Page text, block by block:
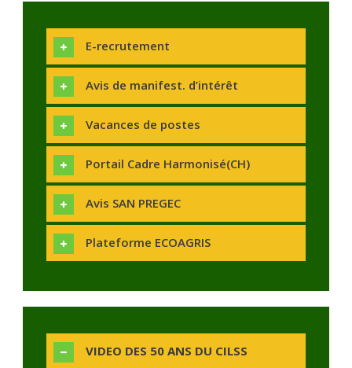
E-recrutement
Avis de manifest. d’intérêt
Vacances de postes
Portail Cadre Harmonisé(CH)
Avis SAN PREGEC
Plateforme ECOAGRIS
VIDEO DES 50 ANS DU CILSS